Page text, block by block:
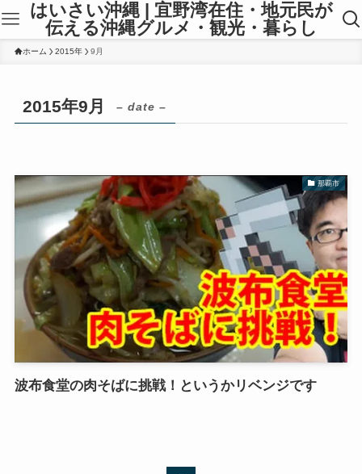
はいさい沖縄 | 宜野湾在住・地元民が
伝える沖縄グルメ・観光・暮らし
ホーム 2015年 9月
2015年9月 – date –
那覇市
波布食堂の肉そばに挑戦！というかリベンジです